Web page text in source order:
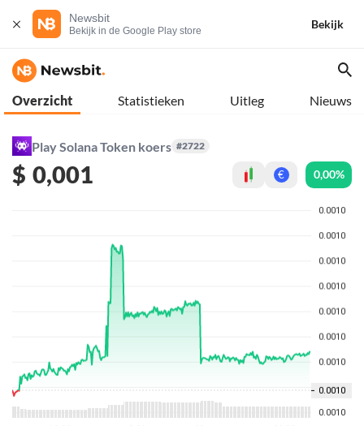
Newsbit
Bekijk in de Google Play store
Bekijk
Overzicht Statistieken Uitleg Nieuws
Play Solana Token koers #2722
$ 0,001 € 0,00%